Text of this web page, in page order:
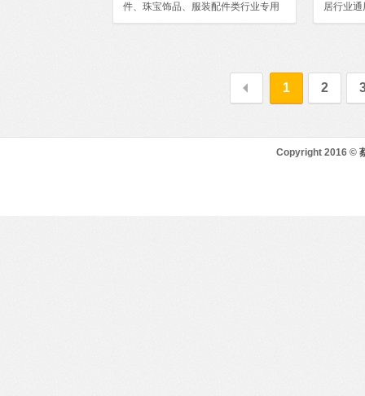
件、珠宝饰品、服装配件类行业专用
居行业
1 2
Copyright 2016 ©